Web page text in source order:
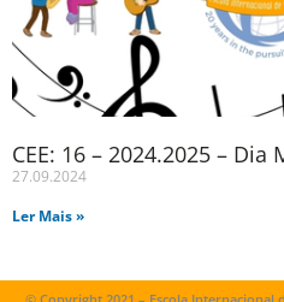
CEE: 16 – 2024.2025 –
27.09.2024
Ler Mais »